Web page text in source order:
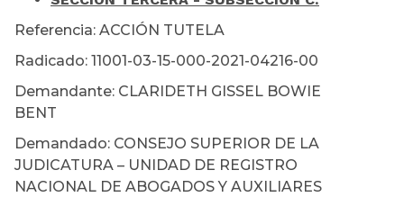
Referencia: ACCIÓN TUTELA
Radicado: 11001-03-15-000-2021-04216-00
Demandante: CLARIDETH GISSEL BOWIE
BENT
Demandado: CONSEJO SUPERIOR DE LA
JUDICATURA – UNIDAD DE REGISTRO
NACIONAL DE ABOGADOS Y AUXILIARES